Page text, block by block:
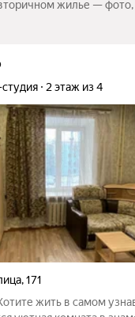
жилье —
2 этаж из 4
,171
жить в самом